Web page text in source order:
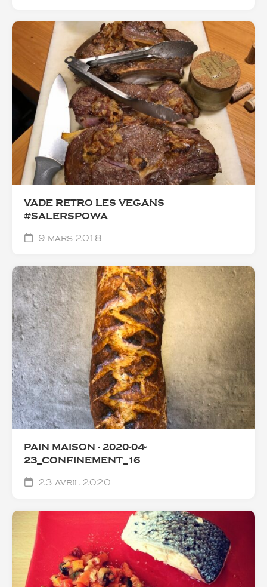
VADE RETRO LES VEGANS
#SALERSPOWA
9 mars 2018
PAIN MAISON - 2020-04-
23_CONFINEMENT_16
23 avril 2020